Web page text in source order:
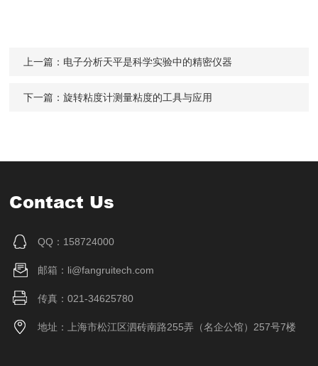
上一篇： 电子分析天平是科学实验中的精密仪器
下一篇：旋转粘度计测量粘度的工具与应用
Contact Us
QQ：158724000
邮箱：li@fangruitech.com
传真：021-34625780
地址：上海市松江区泗砖南路255弄（名企公馆）257号7楼